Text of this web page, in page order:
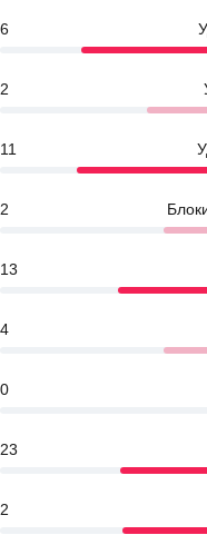
6
2
11
2
13
4
0
23
2